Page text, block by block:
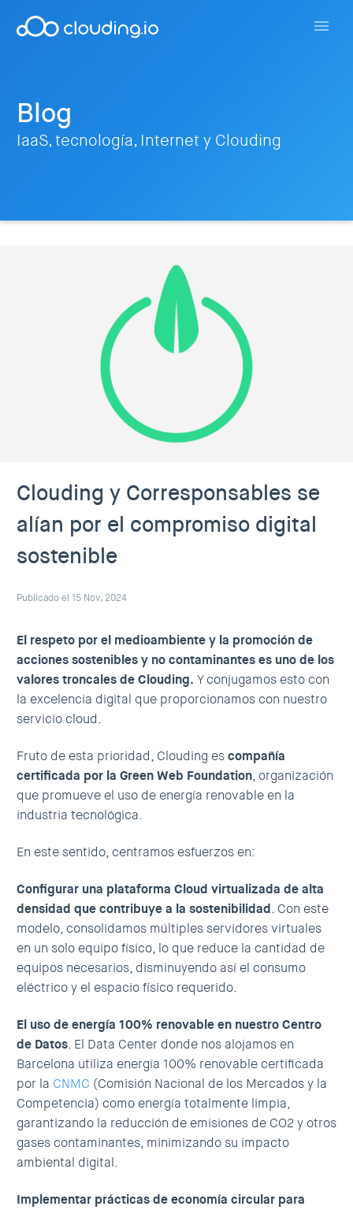
Blog
IaaS, tecnología, Internet y Clouding
Clouding y Corresponsables se
alían por el compromiso digital
sostenible
Publicado el 15 Nov, 2024
El respeto por el medioambiente y la promoción de
acciones sostenibles y no contaminantes es uno de los
valores troncales de Clouding. Y conjugamos esto con
la excelencia digital que proporcionamos con nuestro
servicio cloud.
Fruto de esta prioridad, Clouding escompañía
certificada por la Green Web Foundation, organización
que promueve el uso de energía renovable en la
industria tecnológica.
En este sentido, centramos esfuerzos en:
Configurar una plataforma Cloud virtualizada de alta
densidad que contribuye a la sostenibilidad. Con este
modelo, consolidamos múltiples servidores virtuales
en un solo equipo físico, lo que reduce la cantidad de
equipos necesarios, disminuyendo así el consumo
eléctrico y el espacio físico requerido.
El uso de energía 100% renovable en nuestro Centro
de Datos. El Data Center donde nos alojamos en
Barcelona utiliza energía 100% renovable certificada
por la CNMC (Comisión Nacional de los Mercados y la
Competencia) como energía totalmente limpia,
garantizando la reducción de emisiones de CO2 y otros
gases contaminantes, minimizando su impacto
ambiental digital.
Implementar prácticas de economía circular para